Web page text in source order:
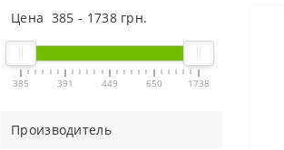
Цена 385 - 1738грн.
385 391 449 650 1738
Производитель